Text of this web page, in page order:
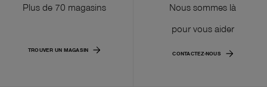
Plus de 70 magasins
TROUVER UN MAGASIN
Nous sommes là
pour vous aider
CONTACTEZ-NOUS